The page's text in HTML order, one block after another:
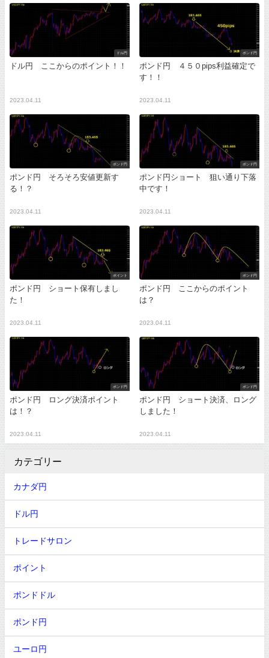
ドル円
ドル円 ここからのポイント！！
2023.04.11
ポンド円
ポンド円 ４５０pips利益確定で
す！！
2023.04.11
ポンド円
ポンド円 そろそろ安値更新す
る！？
2023.04.11
ポンド円
ポンド円ショート 狙い通り下落
中です！
2023.04.11
ポイント
ポンド円 ショート保有しまし
た！
2023.04.11
ポンド円
ポンド円 ここからのポイント
は？
2023.04.11
ポンド円
ポンド円 ロング決済ポイント
は！？
2023.04.11
ポンド円
ポンド円 ショート決済、ロング
しました！
2023.04.11
カテゴリー
カナダ円
ドル円
トレードサロン
ポイント
ポンドドル
ポンド円
ユーロ円